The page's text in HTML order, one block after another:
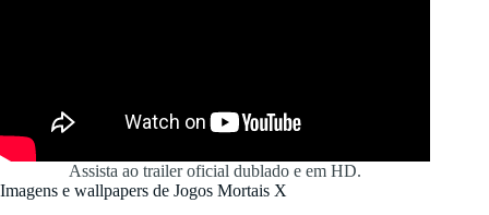
Assista ao trailer oficial dublado e em HD.
Imagens e wallpapers de Jogos Mortais X